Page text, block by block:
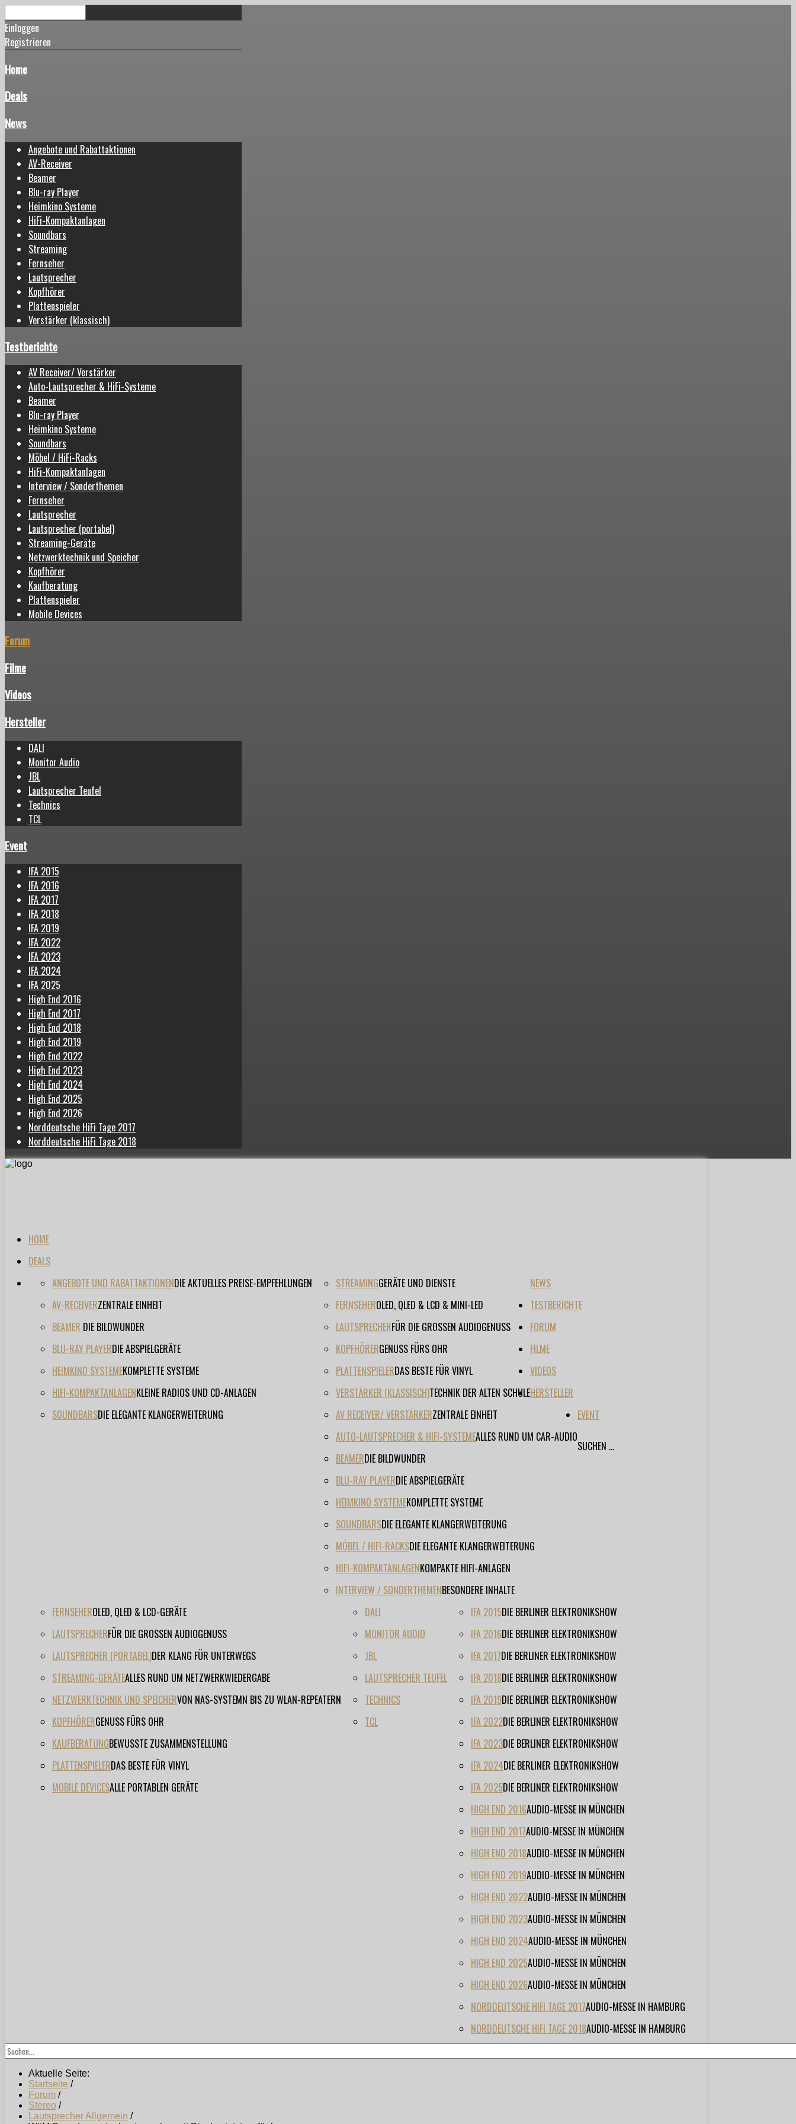
Einloggen
Registrieren
Home
Deals
News
Angebote und Rabattaktionen
AV-Receiver
Beamer
Blu-ray Player
Heimkino Systeme
HiFi-Kompaktanlagen
Soundbars
Streaming
Fernseher
Lautsprecher
Kopfhörer
Plattenspieler
Verstärker (klassisch)
Testberichte
AV Receiver/ Verstärker
Auto-Lautsprecher & HiFi-Systeme
Beamer
Blu-ray Player
Heimkino Systeme
Soundbars
Möbel / HiFi-Racks
HiFi-Kompaktanlagen
Interview / Sonderthemen
Fernseher
Lautsprecher
Lautsprecher (portabel)
Streaming-Geräte
Netzwerktechnik und Speicher
Kopfhörer
Kaufberatung
Plattenspieler
Mobile Devices
Forum
Filme
Videos
Hersteller
DALI
Monitor Audio
JBL
Lautsprecher Teufel
Technics
TCL
Event
IFA 2015
IFA 2016
IFA 2017
IFA 2018
IFA 2019
IFA 2022
IFA 2023
IFA 2024
IFA 2025
High End 2016
High End 2017
High End 2018
High End 2019
High End 2022
High End 2023
High End 2024
High End 2025
High End 2026
Norddeutsche HiFi Tage 2017
Norddeutsche HiFi Tage 2018
HOME
DEALS
NEWS
ANGEBOTE UND RABATTAKTIONENDIE AKTUELLES PREISE-EMPFEHLUNGEN
AV-RECEIVERZENTRALE EINHEIT
BEAMER DIE BILDWUNDER
BLU-RAY PLAYERDIE ABSPIELGERÄTE
HEIMKINO SYSTEMEKOMPLETTE SYSTEME
HIFI-KOMPAKTANLAGENKLEINE RADIOS UND CD-ANLAGEN
SOUNDBARSDIE ELEGANTE KLANGERWEITERUNG
STREAMINGGERÄTE UND DIENSTE
FERNSEHEROLED, QLED & LCD & MINI-LED
LAUTSPRECHERFÜR DIE GROSSEN AUDIOGENUSS
KOPFHÖRERGENUSS FÜRS OHR
PLATTENSPIELERDAS BESTE FÜR VINYL
VERSTÄRKER (KLASSISCH)TECHNIK DER ALTEN SCHULE
TESTBERICHTE
AV RECEIVER/ VERSTÄRKERZENTRALE EINHEIT
AUTO-LAUTSPRECHER & HIFI-SYSTEMEALLES RUND UM CAR-AUDIO
BEAMERDIE BILDWUNDER
BLU-RAY PLAYERDIE ABSPIELGERÄTE
HEIMKINO SYSTEMEKOMPLETTE SYSTEME
SOUNDBARSDIE ELEGANTE KLANGERWEITERUNG
MÖBEL / HIFI-RACKSDIE ELEGANTE KLANGERWEITERUNG
HIFI-KOMPAKTANLAGENKOMPAKTE HIFI-ANLAGEN
INTERVIEW / SONDERTHEMENBESONDERE INHALTE
FERNSEHEROLED, QLED & LCD-GERÄTE
LAUTSPRECHERFÜR DIE GROSSEN AUDIOGENUSS
LAUTSPRECHER (PORTABEL)DER KLANG FÜR UNTERWEGS
STREAMING-GERÄTEALLES RUND UM NETZWERKWIEDERGABE
NETZWERKTECHNIK UND SPEICHERVON NAS-SYSTEMN BIS ZU WLAN-REPEATERN
KOPFHÖRERGENUSS FÜRS OHR
KAUFBERATUNGBEWUSSTE ZUSAMMENSTELLUNG
PLATTENSPIELERDAS BESTE FÜR VINYL
MOBILE DEVICESALLE PORTABLEN GERÄTE
FORUM
FILME
VIDEOS
HERSTELLER
DALI
MONITOR AUDIO
JBL
LAUTSPRECHER TEUFEL
TECHNICS
TCL
EVENT
IFA 2015DIE BERLINER ELEKTRONIKSHOW
IFA 2016DIE BERLINER ELEKTRONIKSHOW
IFA 2017DIE BERLINER ELEKTRONIKSHOW
IFA 2018DIE BERLINER ELEKTRONIKSHOW
IFA 2019DIE BERLINER ELEKTRONIKSHOW
IFA 2022DIE BERLINER ELEKTRONIKSHOW
IFA 2023DIE BERLINER ELEKTRONIKSHOW
IFA 2024DIE BERLINER ELEKTRONIKSHOW
IFA 2025DIE BERLINER ELEKTRONIKSHOW
HIGH END 2016AUDIO-MESSE IN MÜNCHEN
HIGH END 2017AUDIO-MESSE IN MÜNCHEN
HIGH END 2018AUDIO-MESSE IN MÜNCHEN
HIGH END 2019AUDIO-MESSE IN MÜNCHEN
HIGH END 2022AUDIO-MESSE IN MÜNCHEN
HIGH END 2023AUDIO-MESSE IN MÜNCHEN
HIGH END 2024AUDIO-MESSE IN MÜNCHEN
HIGH END 2025AUDIO-MESSE IN MÜNCHEN
HIGH END 2026AUDIO-MESSE IN MÜNCHEN
NORDDEUTSCHE HIFI TAGE 2017AUDIO-MESSE IN HAMBURG
NORDDEUTSCHE HIFI TAGE 2018AUDIO-MESSE IN HAMBURG
SUCHEN ...
Aktuelle Seite:
Startseite /
Forum /
Stereo /
Lautsprecher Allgemein /